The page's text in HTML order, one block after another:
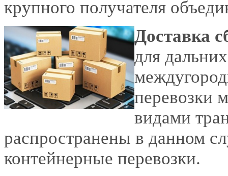
крупного получателя
Доставка
для
перевозки
видами
распространены в данном
контейнерные перевозки.